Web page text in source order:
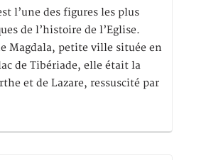
l’une des figures les plus
de l’histoire de l’Eglise.
Magdala, petite ville située en
de Tibériade, elle était la
et de Lazare, ressuscité par